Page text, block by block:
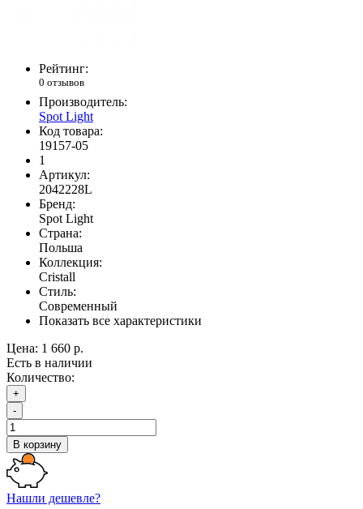
Рейтинг:
0 отзывов
Производитель:
Spot Light
Код товара:
19157-05
1
Артикул:
2042228L
Бренд:
Spot Light
Страна:
Польша
Коллекция:
Cristall
Стиль:
Современный
Показать все характеристики
Цена: 1 660 р.
Есть в наличии
Количество:
+
-
В корзину
Нашли дешевле?